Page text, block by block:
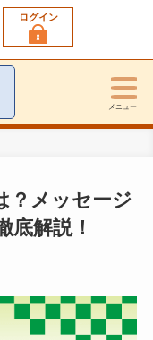
ログイン
メニュー
？メッセージ
解説！